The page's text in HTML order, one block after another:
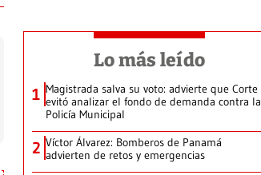
Lo más leído
1 Magistrada salva su voto: advierte que Corte
evitó analizar el fondo de demanda contra la
Policía Municipal
2 Víctor Álvarez: Bomberos de Panamá
advierten de retos y emergencias